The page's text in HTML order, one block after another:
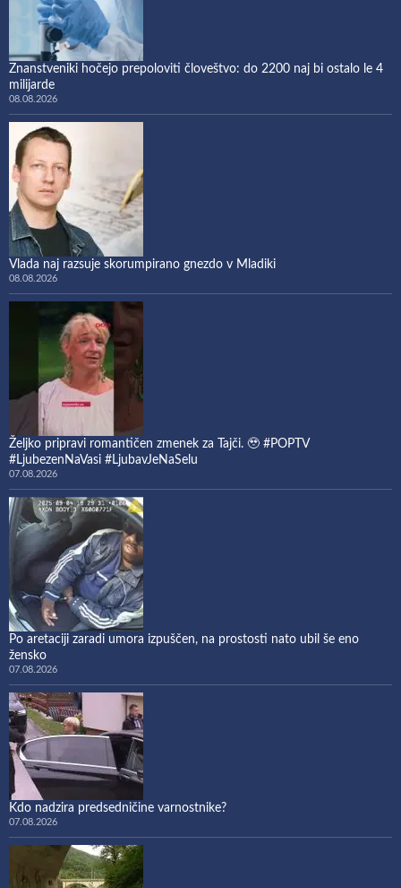
Znanstveniki hočejo prepoloviti človeštvo: do 2200 naj bi ostalo le 4
milijarde
08.08.2026
Vlada naj razsuje skorumpirano gnezdo v Mladiki
08.08.2026
Željko pripravi romantičen zmenek za Tajči. 🥹 #POPTV
#LjubezenNaVasi #LjubavJeNaSelu
07.08.2026
Po aretaciji zaradi umora izpuščen, na prostosti nato ubil še eno
žensko
07.08.2026
Kdo nadzira predsedničine varnostnike?
07.08.2026